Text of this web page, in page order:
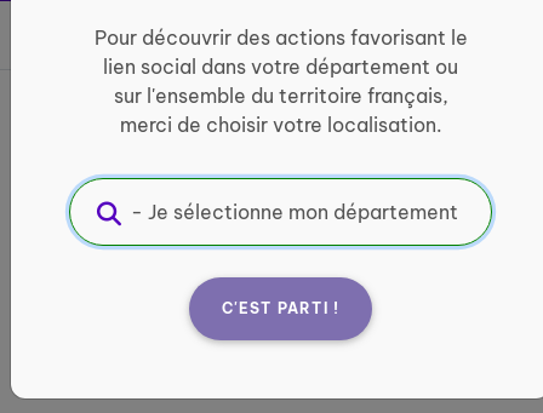
Pour découvrir des actions favorisant le
lien social dans votre département ou
sur l'ensemble du territoire français,
merci de choisir votre localisation.
C'EST PARTI !
Partager sur
France services La Lomagne
INFORMATIQUE ET ACCÈS AUX DROITS
Informations pratiques :
lundi : 14:00 - 17:00 mardi : 08:30 - 12:30 / 13:30 -